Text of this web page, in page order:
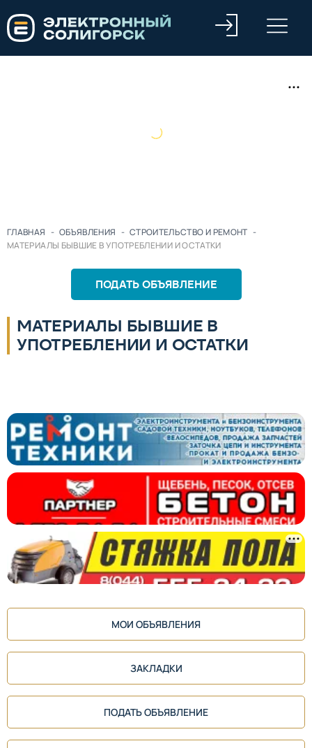
ГЛАВНАЯ - ОБЪЯВЛЕНИЯ - СТРОИТЕЛЬСТВО И РЕМОНТ -
МАТЕРИАЛЫ БЫВШИЕ В УПОТРЕБЛЕНИИ И ОСТАТКИ
МАТЕРИАЛЫ БЫВШИЕ В
УПОТРЕБЛЕНИИ И ОСТАТКИ
ПОДАТЬ ОБЪЯВЛЕНИЕ
МОИ ОБЪЯВЛЕНИЯ
ЗАКЛАДКИ
ПОДАТЬ ОБЪЯВЛЕНИЕ